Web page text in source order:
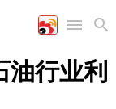
油行业利